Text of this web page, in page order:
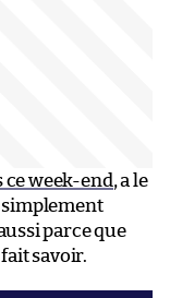
ce week-end , a le
simplement
parce que
savoir.